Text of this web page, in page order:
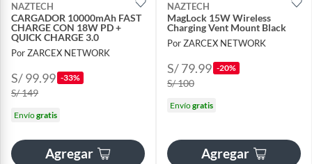
NAZTECH
CARGADOR 10000mAh FAST
CHARGE CON 18W PD +
QUICK CHARGE 3.0
Por ZARCEX NETWORK
S/ 99.99 -33%
S/ 149
Envíogratis
Agregar
NAZTECH
MagLock 15W Wireless
Charging Vent Mount Black
Por ZARCEX NETWORK
S/ 79.99 -20%
S/ 100
Envíogratis
Agregar